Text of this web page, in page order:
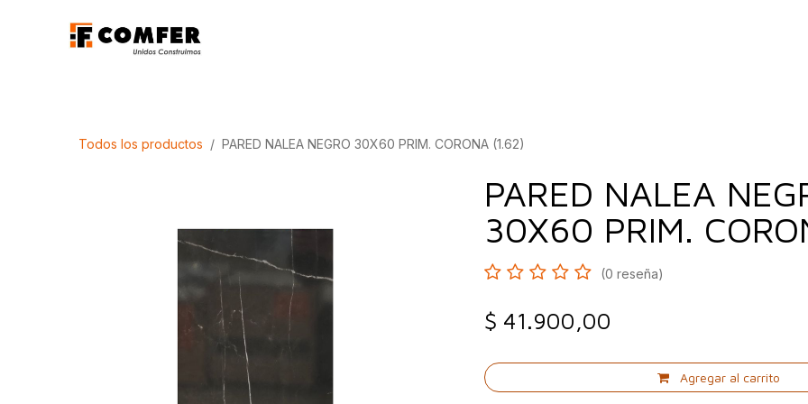
Todos los productos PARED NALEA NEGRO 30X60 PRIM. CORONA (1.62)
PARED NALEA
30X60 PRIM.
(0 reseña)
$ 41.900,00
Agregar al carrito